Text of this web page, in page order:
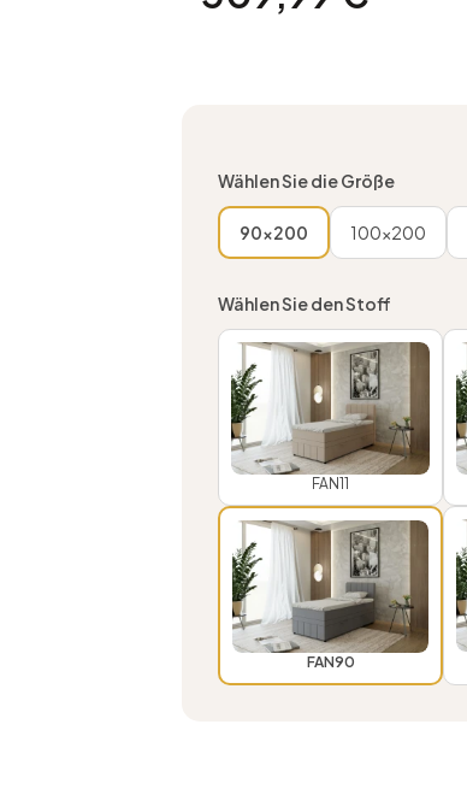
Wählen Sie die Größe
90x200 100x200
Wählen Sie den Stoff
FAN11
FAN90